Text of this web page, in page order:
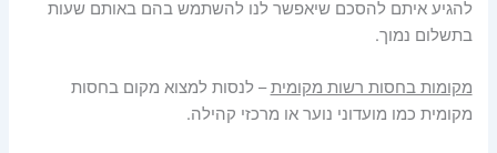
להגיע איתם להסכם שיאפשר לנו להשתמש בהם באותם שעות
בתשלום נמוך.
מקומות בחסות רשות מקומית– לנסות למצוא מקום בחסות
מקומית כמו מועדוני נוער או מרכזי קהילה.